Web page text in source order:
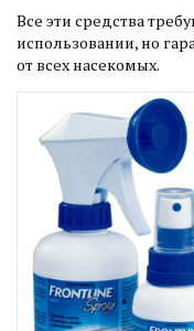
Все эти средства
использовании, но
от всех насекомых.